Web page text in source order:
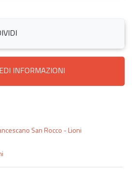
INFORMAZIONI
San Rocco - Lioni